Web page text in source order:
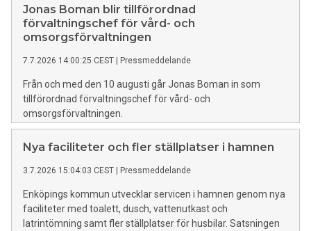
Jonas Boman blir tillförordnad
förvaltningschef för vård- och
omsorgsförvaltningen
7.7.2026 14:00:25 CEST | Pressmeddelande
Från och med den 10 augusti går Jonas Boman in som
tillförordnad förvaltningschef för vård- och
omsorgsförvaltningen.
Nya faciliteter och fler ställplatser i hamnen
3.7.2026 15:04:03 CEST | Pressmeddelande
Enköpings kommun utvecklar servicen i hamnen genom nya
faciliteter med toalett, dusch, vattenutkast och
latrintömning samt fler ställplatser för husbilar. Satsningen